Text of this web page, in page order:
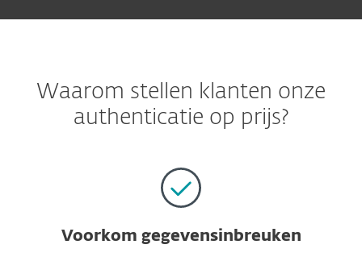
Waarom stellen klanten onze
authenticatie op prijs?
Voorkom gegevensinbreuken